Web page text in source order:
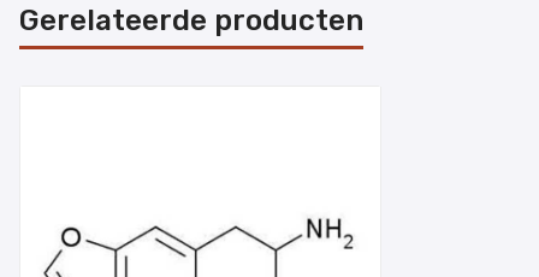
Gerelateerde producten